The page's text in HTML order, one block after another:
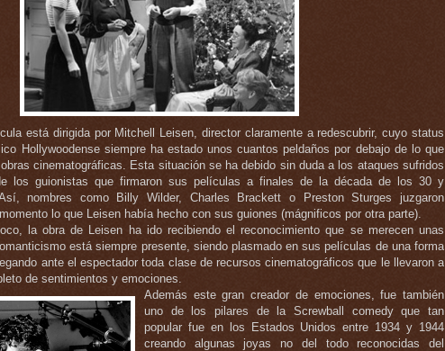
está dirigida por Mitchell Leisen, director claramente a redescubrir, cuyo status
Hollywoodense siempre ha estado unos cuantos peldaños por debajo de lo que
cinematográficas. Esta situación se ha debido sin duda a los ataques sufridos
los guionistas que firmaron sus películas a finales de la década de los 30 y
nombres como Billy Wilder, Charles Brackett o Preston Sturges juzgaron
lo que Leisen había hecho con sus guiones (mágnificos por otra parte).
la obra de Leisen ha ido recibiendo el reconocimiento que se merecen unas
está siempre presente, siendo plasmado en sus películas de una forma
ante el espectador toda clase de recursos cinematográficos que le llevaron a
de sentimientos y emociones.
Además este gran creador de emociones, fue también
uno de los pilares de la Screwball comedy que tan
popular fue en los Estados Unidos entre 1934 y 1944
creando algunas joyas no del todo reconocidas del